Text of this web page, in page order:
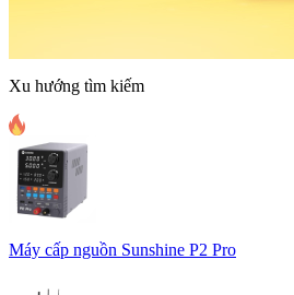
Xu hướng tìm kiếm
Máy cấp nguồn Sunshine P2 Pro